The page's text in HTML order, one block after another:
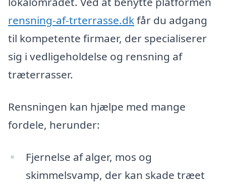
rensning-af-trterrasse.dkfår du adgang
til kompetente firmaer, der specialiserer
sig i vedligeholdelse og rensning af
træterrasser.
Rensningen kan hjælpe med mange
fordele, herunder:
Fjernelse af alger, mos og
skimmelsvamp, der kan skade træet